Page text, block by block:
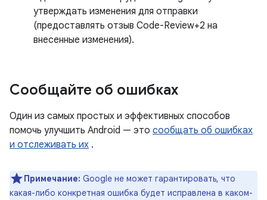
утверждать изменения для отправки
(предоставлять отзыв Code-Review+2 на
внесенные изменения).
Сообщайте об ошибках
Один из самых простых и эффективных способов
помочь улучшить Android — это сообщать об ошибках
и отслеживать их .
Примечание: Google не может гарантировать, что
какая-либо конкретная ошибка будет исправлена ​​в каком-